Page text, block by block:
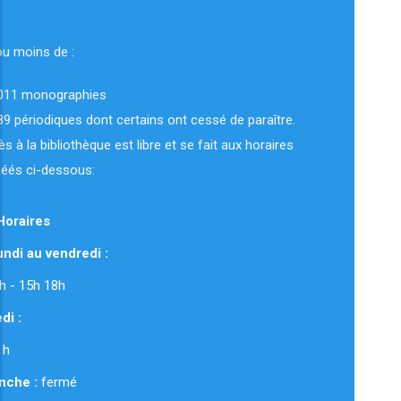
moins de :
monographies
périodiques dont certains ont cessé de paraître.
à la bibliothèque est libre et se fait aux horaires
ci-dessous:
au vendredi :
12h - 15h 18h
:
: fermé